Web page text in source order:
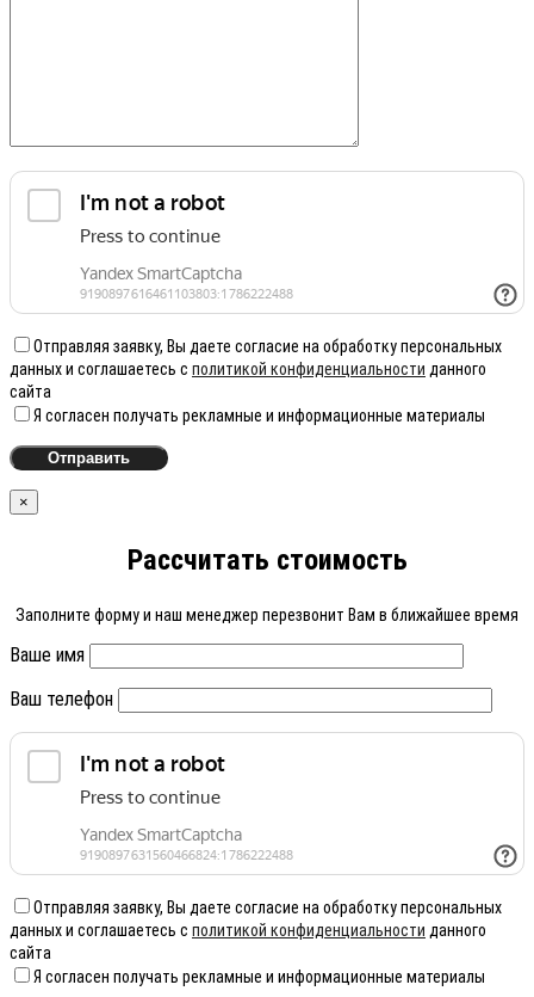
Отправляя заявку, Вы даете согласие на обработку персональных
данных и соглашаетесь с политикой конфиденциальности данного
сайта
Я согласен получать рекламные и информационные материалы
×
Рассчитать стоимость
Заполните форму и наш менеджер перезвонит Вам в ближайшее время
Ваше имя
Ваш телефон
Отправляя заявку, Вы даете согласие на обработку персональных
данных и соглашаетесь с политикой конфиденциальности данного
сайта
Я согласен получать рекламные и информационные материалы